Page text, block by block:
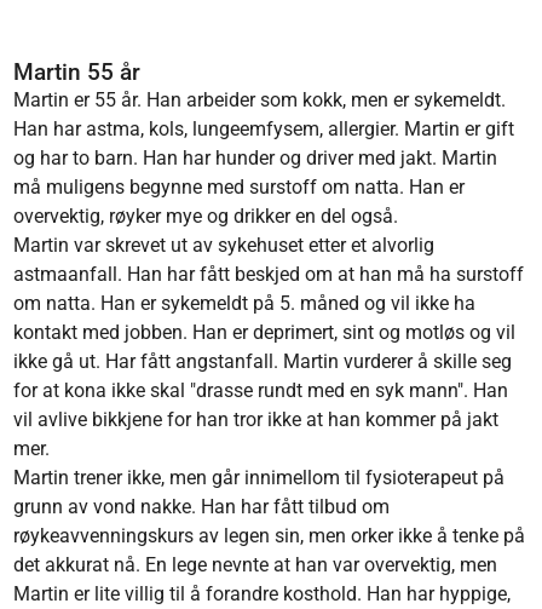
Martin 55 år
Martin er 55 år. Han arbeider som kokk, men er sykemeldt.
Han har astma, kols, lungeemfysem, allergier. Martin er gift
og har to barn. Han har hunder og driver med jakt. Martin
må muligens begynne med surstoff om natta. Han er
overvektig, røyker mye og drikker en del også.
Martin var skrevet ut av sykehuset etter et alvorlig
astmaanfall. Han har fått beskjed om at han må ha surstoff
om natta. Han er sykemeldt på 5. måned og vil ikke ha
kontakt med jobben. Han er deprimert, sint og motløs og vil
ikke gå ut. Har fått angstanfall. Martin vurderer å skille seg
for at kona ikke skal "drasse rundt med en syk mann". Han
vil avlive bikkjene for han tror ikke at han kommer på jakt
mer.
Martin trener ikke, men går innimellom til fysioterapeut på
grunn av vond nakke. Han har fått tilbud om
røykeavvenningskurs av legen sin, men orker ikke å tenke på
det akkurat nå. En lege nevnte at han var overvektig, men
Martin er lite villig til å forandre kosthold. Han har hyppige,